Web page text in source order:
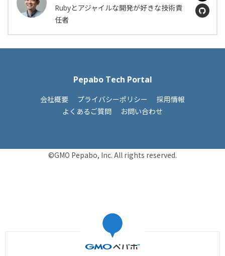
Rubyとアジャイルな開発が好きな技術責
任者
Pepabo Tech Portal
会社概要 プライバシーポリシー
採用情報
よくあるご質問
お問い合わせ
©GMO Pepabo, Inc. All rights reserved.